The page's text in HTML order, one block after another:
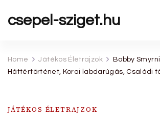
csepel-sziget.hu
Home Játékos Életrajzok
Bobby
Háttértörténet, Korai labdarúgás, Családi
JÁTÉKOS ÉLETRAJZOK